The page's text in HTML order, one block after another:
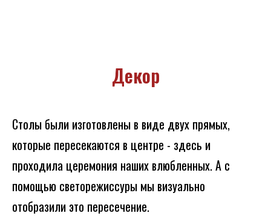
Декор
Столы были изготовлены в виде двух прямых,
которые пересекаются в центре - здесь и
проходила церемония наших влюбленных. А с
помощью светорежиссуры мы визуально
отобразили это пересечение.